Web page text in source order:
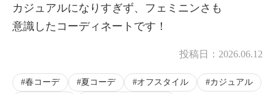
カジュアルになりすぎず、フェミニンさも
意識したコーディネートです！
投稿日： 2026.06.12
春コーデ 夏コーデ オフスタイル
カジュアル